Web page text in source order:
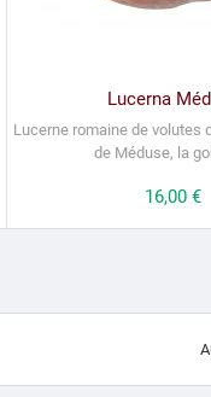
Lucerna
Lucerne romaine de volutes
de Méduse, la
Prix
16,00 €